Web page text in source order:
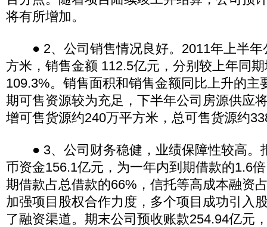
将有所增加。
● 2、公司销售情况良好。2011年上半年
方米，销售金额 112.5亿元，分别较上年同
109.3%。销售面积和销售金额同比上升的主
期可售资源较为充足，下半年公司房源供应
增可售货源约240万平方米，总可售货源约
● 3、公司财务稳健，业绩保障性较高。
币资金156.1亿元，为一年内到期借款的1.6
期借款占总借款的66%，信托等高成本融资
加强项目股权合作力度，多个项目成功引入
了融资渠道。期末公司预收账款254.94亿元